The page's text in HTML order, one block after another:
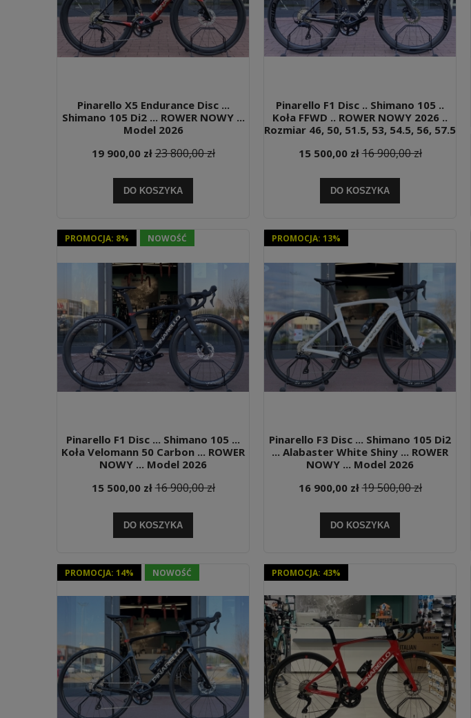
Pinarello X5 Endurance Disc ...
Shimano 105 Di2 ... ROWER NOWY ...
Model 2026
19 900,00 zł 23 800,00 zł
DO KOSZYKA
Pinarello F1 Disc .. Shimano 105 ..
Koła FFWD .. ROWER NOWY 2026 ..
Rozmiar 46, 50, 51.5, 53, 54.5, 56, 57.5
15 500,00 zł 16 900,00 zł
DO KOSZYKA
Pinarello F1 Disc ... Shimano 105 ...
Koła Velomann 50 Carbon ... ROWER
NOWY ... Model 2026
15 500,00 zł 16 900,00 zł
DO KOSZYKA
PROMOCJA: 8% NOWOŚĆ
Pinarello F3 Disc ... Shimano 105 Di2
... Alabaster White Shiny ... ROWER
NOWY ... Model 2026
16 900,00 zł 19 500,00 zł
DO KOSZYKA
PROMOCJA: 13%
PROMOCJA: 14% NOWOŚĆ PROMOCJA: 43%